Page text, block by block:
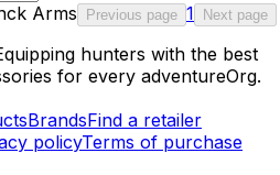
Arms
Previous page 1 Next page
hunters with the best
for every adventureOrg.
BrandsFind a retailer
policyTerms of purchase